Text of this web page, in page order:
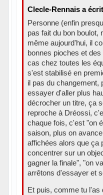
Clecle-Rennais a
Personne (enfin
pas fait du bon boulot,
même aujourd'hui, il
bonnes pioches et
cas chez toutes les
s'est stabilisé en
il pas du changement,
essayer d'aller plus
décrocher un titre, ça
reproche à Dréossi,
chaque fois, c'est "on
saison, plus on
affichées alors que ça
concentrer sur un
gagner la finale", "on
arrêtons d'essayer et
Et puis, comme tu l'as